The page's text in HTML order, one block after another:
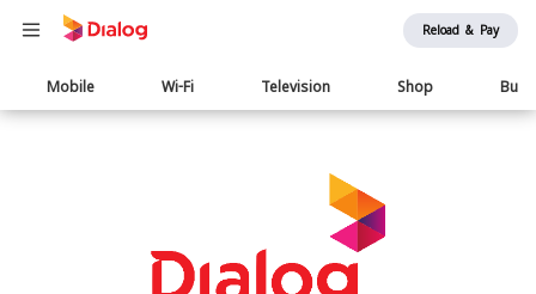
Reload & Pay
Main
navigation
Mobile Wi-Fi Television Shop